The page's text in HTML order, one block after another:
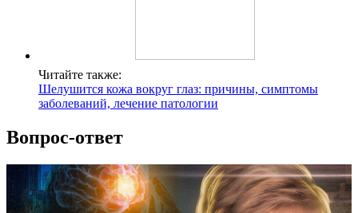
Читайте также:
Шелушится кожа вокруг глаз: причины, симптомы
заболеваний, лечение патологии
Вопрос-ответ